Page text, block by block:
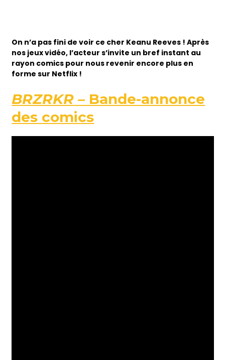
On n’a pas fini de voir ce cher Keanu Reeves ! Après
nos jeux vidéo, l’acteur s’invite un bref instant au
rayon comics pour nous revenir encore plus en
forme sur Netflix !
BRZRKR – Bande-annonce
des comics